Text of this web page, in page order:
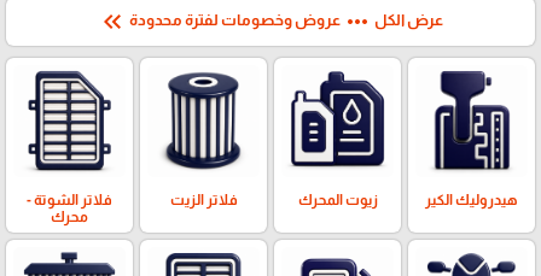
عرض الكل more_horiz عروض وخصومات لفترة محدودة keyboard_double_arrow_left
هيدروليك الكير زيوت المحرك فلاتر الزيت
فلاتر الشوتة -
محرك